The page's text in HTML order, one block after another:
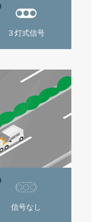
３灯式信号
信号なし